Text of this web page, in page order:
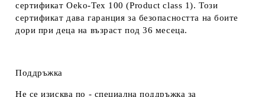
сертификат Oeko-Tex 100 (Product class 1). Този
сертификат дава гаранция за безопасността на боите
дори при деца на възраст под 36 месеца.
Поддръжка
Не се изисква по - специална поддръжка за